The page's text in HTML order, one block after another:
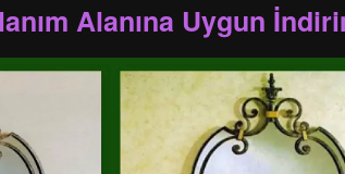
Alanına Uygun